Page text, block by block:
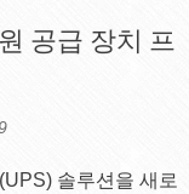
공급 장치 프
솔루션을 새로